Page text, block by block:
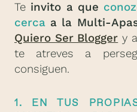
Te invito a que
cerca a la Multi-
Quiero Ser Blogger y
te atreves a
consiguen.
1. EN TUS